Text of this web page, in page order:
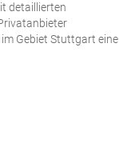
detaillierten
Gebiet Stuttgart eine